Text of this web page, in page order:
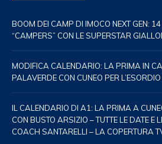
BOOM DEI CAMP DI IMOCO NEXT GEN:
“CAMPERS” CON LE SUPERSTAR
MODIFICA CALENDARIO: LA PRIMA IN
PALAVERDE CON CUNEO PER
IL CALENDARIO DI A1: LA PRIMA A
CON BUSTO ARSIZIO – TUTTE LE DATE E
COACH SANTARELLI – LA COPERTURA